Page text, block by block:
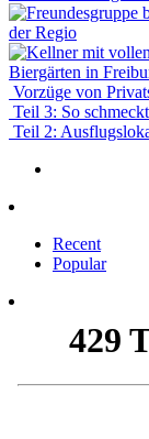
der Regio
Biergärten in
Vorzüge von
Teil 3: So
Teil 2:
Recent
Popular